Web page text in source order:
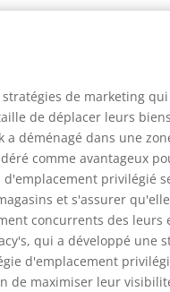
de marketing
de déplacer leurs
a déménagé dans une
comme avantageux
privilégié
et s'assurer
concurrents des
qui a développé une
d'emplacement
de maximiser leur